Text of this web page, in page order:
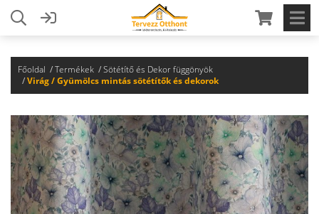
Főoldal Termékek
Sötétítő és Dekor függönyök
Virág / Gyümölcs mintás sötétítők és dekorok